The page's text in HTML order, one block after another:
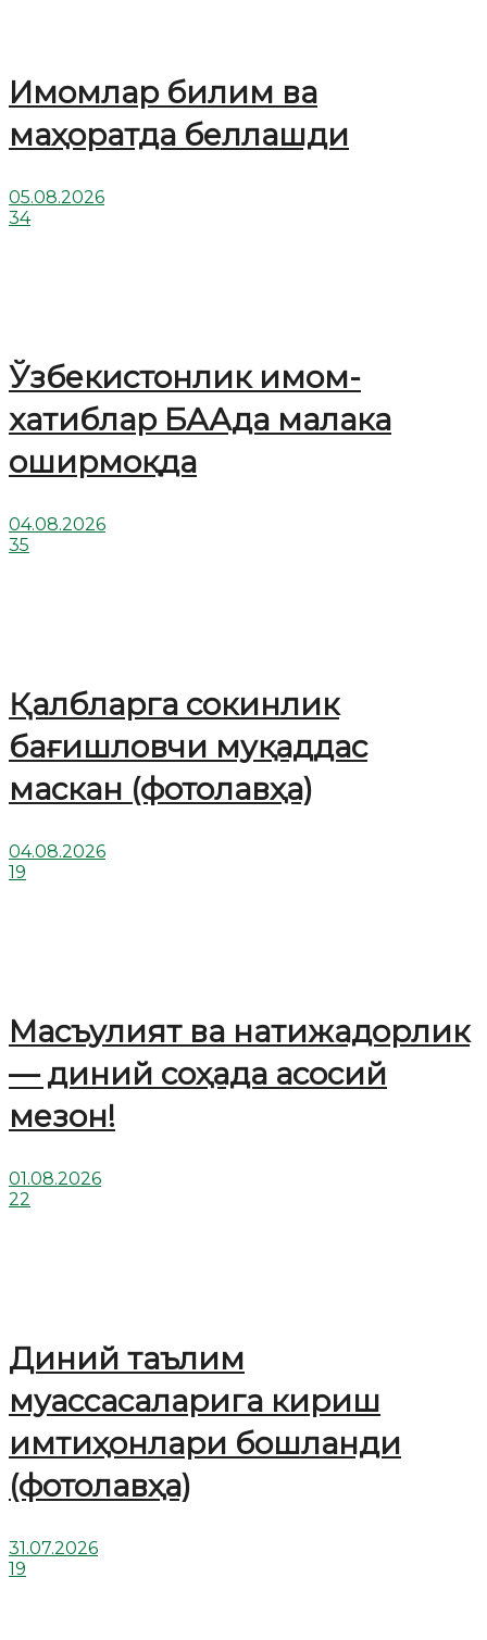
Имомлар билим ва
маҳоратда беллашди
05.08.2026
34
Ўзбекистонлик имом-
хатиблар БААда малака
оширмоқда
04.08.2026
35
Қалбларга сокинлик
бағишловчи муқаддас
маскан (фотолавҳа)
04.08.2026
19
Масъулият ва натижадорлик
— диний соҳада асосий
мезон!
01.08.2026
22
Диний таълим
муассасаларига кириш
имтиҳонлари бошланди
(фотолавҳа)
31.07.2026
19